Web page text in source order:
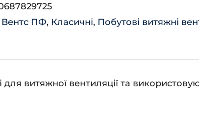
Вентс ПФ, Класичні, Побутові витяжні
витяжної вентиляції та